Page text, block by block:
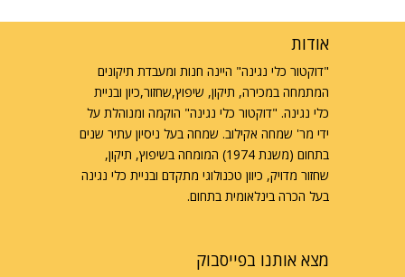
אודות
"דוקטור כלי נגינה" היינה חנות ומעבדת תיקונים
המתמחה במכירה, תיקון, שיפוץ,שחזור,כיון ובניית
כלי נגינה. "דוקטור כלי נגינה" הוקמה ומנוהלת על
ידי מר' שמחה אקילוב. שמחה בעל ניסיון עתיר שנים
בתחום (משנת 1974) המומחה בשיפוץ, תיקון,
שחזור מדויק, כיוון טכנולוגי מתקדם ובניית כלי נגינה
בעל הכרה בינלאומית בתחום.
מצא אותנו בפייסבוק